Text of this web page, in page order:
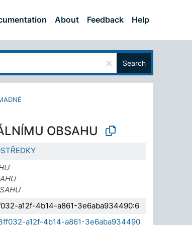
About Feedback Help
× Search
OBSAHU
a12f-4b14-a861-3e6aba934490:6
a12f-4b14-a861-3e6aba934490